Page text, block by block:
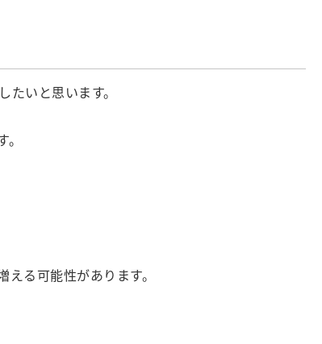
いと思います。
る可能性があります。